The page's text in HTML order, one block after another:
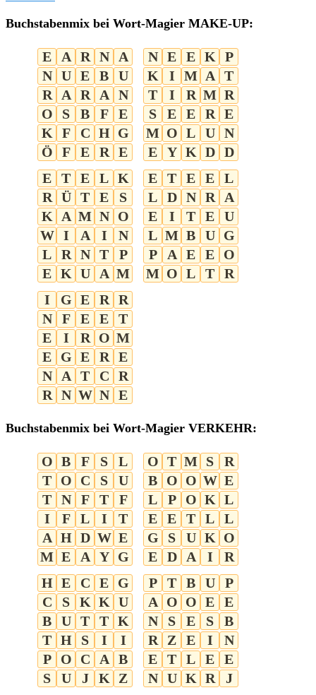
Buchstabenmix bei Wort-Magier MAKE-UP:
E A R N
A
N
U E B
U
R
A R A
N
O
S B F
E
K
F C H G
Ö
F E R E
N E E K
P
K
I M A
T
T
I R M R
S
E E R
E
M O L U
N
E
Y K D
D
E
T E L K
R
Ü T E
S
K
A M N
O
W
I A I
N
L
R N T
P
E K U A M
E T E E
L
L
D N R
A
E
I T E
U
L M B U
G
P
A E E
O
M O L T
R
I
G E R
R
N
F E E
T
E
I R O M
E
G E R
E
N
A T C
R
R
N W N E
Buchstabenmix bei Wort-Magier VERKEHR:
O B F S
L
T
O C S
U
T
N F T
F
I
F L I
T
A H D W E
M E A Y G
O T M S
R
B
O O W E
L
P O K L
E
E T L
L
G
S U K O
E
D A I
R
H E C E
G
C
S K K U
B
U T T K
T H S I
I
P
O C A
B
S
U J K Z
P T B U
P
A
O O E
E
N
S E S
B
R
Z E I
N
E
T L E
E
N
U K R
J